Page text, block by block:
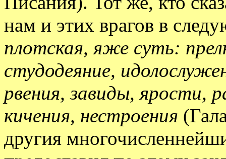
нам и этих врагов в
плотская, яже суть:
студодеяние,
рвения, завиды, ярости,
кичения, нестроения
другия